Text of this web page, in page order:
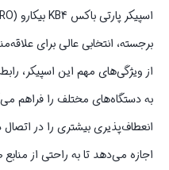
برجسته، انتخابی عالی برای
به دستگاه‌های مختلف را فراهم
انعطاف‌پذیری بیشتری را در اتصال
اجازه می‌دهد تا به راحتی از